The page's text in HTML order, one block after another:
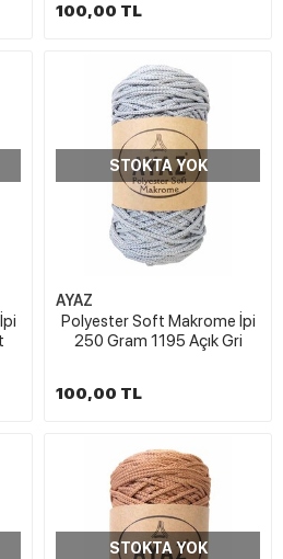
100,00 TL
STOKTA YOK
AYAZ
Polyester Soft Makrome İpi
250 Gram 1195 Açık Gri
100,00 TL
STOKTA YOK